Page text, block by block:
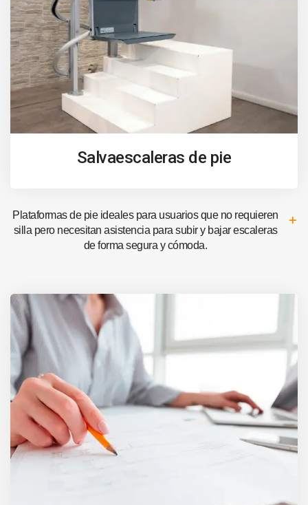
Salvaescaleras de pie
Plataformas de pie ideales para usuarios que no requieren
silla pero necesitan asistencia para subir y bajar escaleras
de forma segura y cómoda.